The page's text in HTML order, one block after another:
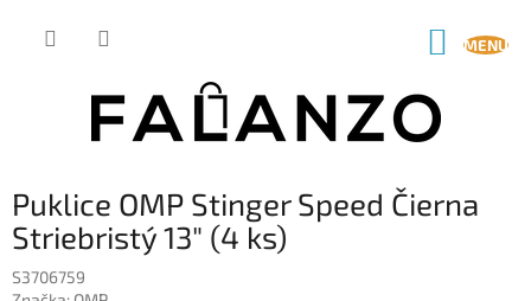
Puklice OMP Stinger Speed Čierna
Striebristý 13" (4 ks)
S3706759